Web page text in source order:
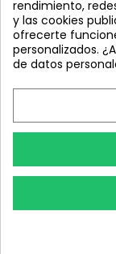
La batería
21Ah con
Litio es la
quienes buscan
y
actividades al
Su
aluminio la
impactos y
adversas,
mayor
Precio
 Añadir
rendimiento,
y las cookies
ofrecerte
personalizados.
de datos